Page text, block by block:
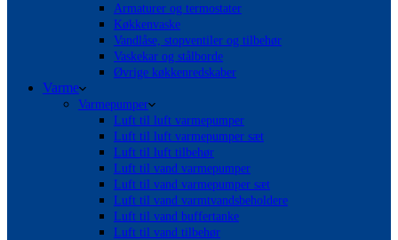
Armaturer og termostater
Køkkenvaske
Vandlåse, stopventiler og tilbehør
Vaskekar og stålborde
Øvrige køkkenredskaber
Varme
Varmepumper
Luft til luft varmepumper
Luft til luft varmepumper sæt
Luft til luft tilbehør
Luft til vand varmepumper
Luft til vand varmepumper sæt
Luft til vand varmtvandsbeholdere
Luft til vand buffertanke
Luft til vand tilbehør